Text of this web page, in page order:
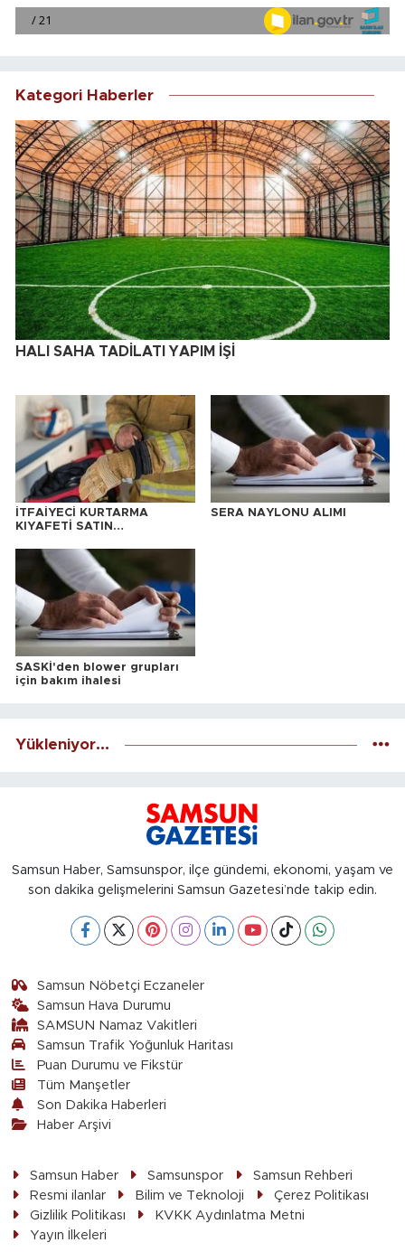
Kategori Haberler
HALI SAHA TADİLATI YAPIM İŞİ
İTFAİYECİ KURTARMA
KIYAFETİ SATIN
SERA NAYLONU ALIMI
SASKİ'den blower grupları
için bakım ihalesi
Yükleniyor...
Samsun Haber, Samsunspor, ilçe gündemi, ekonomi, yaşam ve
son dakika gelişmelerini Samsun Gazetesi’nde takip edin.
Samsun Nöbetçi Eczaneler
Samsun Hava Durumu
SAMSUN Namaz Vakitleri
Samsun Trafik Yoğunluk Haritası
Puan Durumu ve Fikstür
Tüm Manşetler
Son Dakika Haberleri
Haber Arşivi
Samsun Haber Samsunspor
Samsun Rehberi
Resmi ilanlar
Bilim ve Teknoloji
Çerez Politikası
Gizlilik Politikası
KVKK Aydınlatma Metni
Yayın İlkeleri